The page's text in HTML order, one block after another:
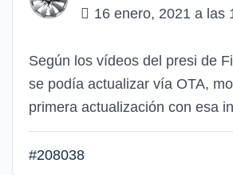
16 enero, 2021 a las
Según los vídeos del presi de
se podía actualizar vía OTA,
primera actualización con esa
#208038